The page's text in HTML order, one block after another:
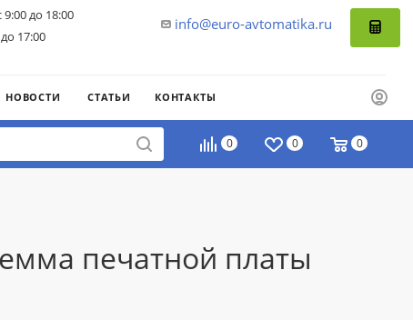
info@euro-avtomatika.ru
9:00 до 18:00
17:00
НОВОСТИ СТАТЬИ КОНТАКТЫ
0 0 0
печатной платы